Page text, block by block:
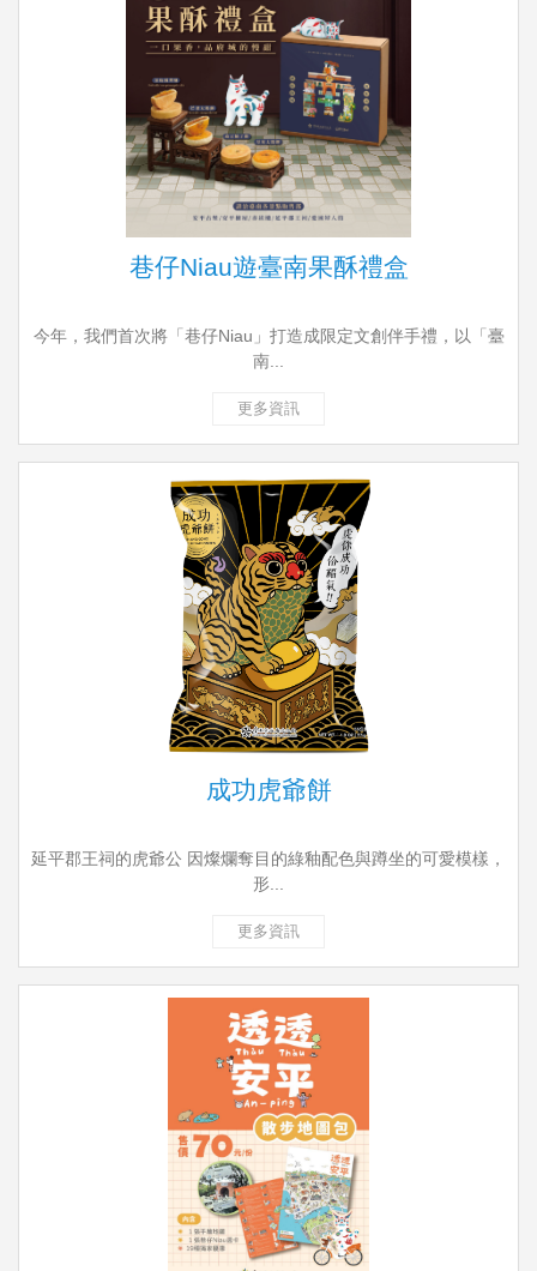
巷仔Niau遊臺南果酥禮盒
今年，我們首次將「巷仔Niau」打造成限定文創伴手禮，以「臺
南...
更多資訊
成功虎爺餅
延平郡王祠的虎爺公 因燦爛奪目的綠釉配色與蹲坐的可愛模樣，
形...
更多資訊